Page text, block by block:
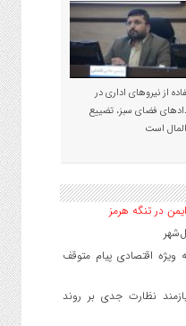
از نیروهای اداری در
فضای سبز، تضییع
است
در تنگه هرمز
اقتصادی پیام متوقف
نظارت جدی بر روند